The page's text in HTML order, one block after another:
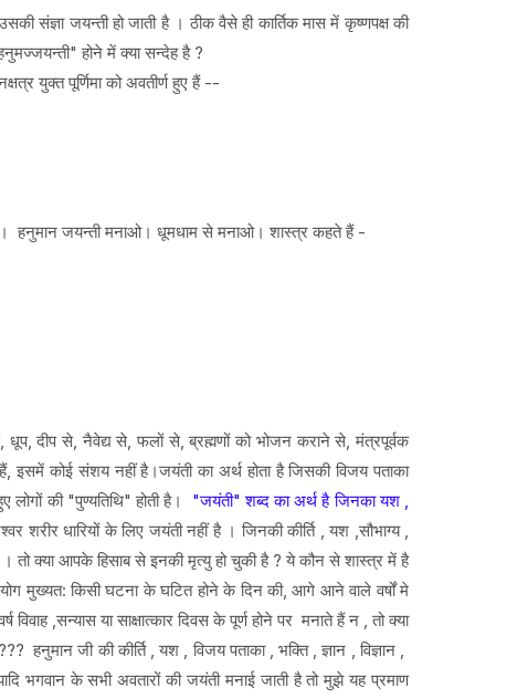
संज्ञा जयन्ती हो जाती है । ठीक वैसे ही कार्तिक मास में कृष्णपक्ष की
होने में क्या सन्देह है ?
युक्त पूर्णिमा को अवतीर्ण हुए हैं --
हनुमान जयन्ती मनाओ। धूमधाम से मनाओ। शास्त्र कहते हैं -
दीप से, नैवेद्य से, फलों से, ब्रह्मणों को भोजन कराने से, मंत्रपूर्वक
इसमें कोई संशय नहीं है।जयंती का अर्थ होता है जिसकी विजय पताका
की "पुण्यतिथि" होती है।
"जयंती" शब्द का अर्थ है जिनका यश ,
शरीर धारियों के लिए जयंती नहीं है । जिनकी कीर्ति , यश ,सौभाग्य ,
क्या आपके हिसाब से इनकी मृत्यु हो चुकी है ? ये कौन से शास्त्र में है
मुख्यत: किसी घटना के घटित होने के दिन की, आगे आने वाले वर्षों मे
,सन्यास या साक्षात्कार दिवस के पूर्ण होने पर मनाते हैं न , तो क्या
हनुमान जी की कीर्ति , यश , विजय पताका , भक्ति , ज्ञान , विज्ञान ,
भगवान के सभी अवतारों की जयंती मनाई जाती है तो मुझे यह प्रमाण